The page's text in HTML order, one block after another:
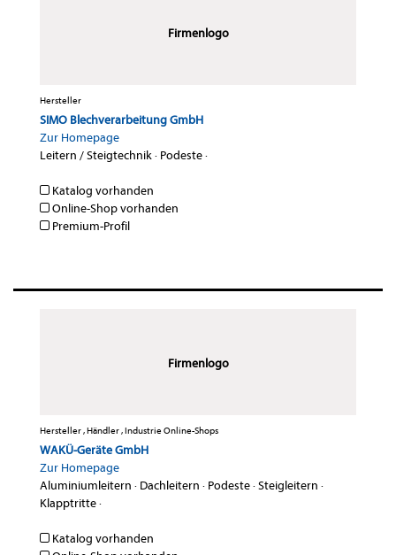
Firmenlogo
Hersteller
SIMO Blechverarbeitung GmbH
Zur Homepage
Leitern / Steigtechnik· Podeste·
Katalog vorhanden
Online-Shop vorhanden
Premium-Profil
Firmenlogo
Hersteller , Händler , Industrie Online-Shops
WAKÜ-Geräte GmbH
Zur Homepage
Aluminiumleitern · Dachleitern · Podeste·Steigleitern ·
Klapptritte·
Katalog vorhanden